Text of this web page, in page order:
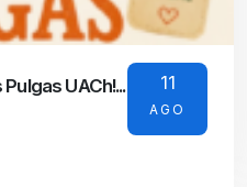
11
AGO
UACh!...